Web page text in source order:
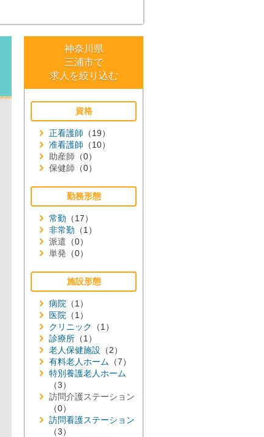
神奈川県
三浦市で
求人を絞り込む
資格
正看護師 （19）
准看護師 （10）
助産師 （0）
保健師 （0）
勤務形態
常勤 （17）
非常勤 （1）
派遣 （0）
単発 （0）
施設形態
病院 （1）
医院 （1）
クリニック
（1）
診療所 （1）
老人保健施設 （2）
有料老人ホーム （7）
特別養護老人ホーム
（3）
訪問介護ステーション
（0）
訪問看護ステーション
（3）